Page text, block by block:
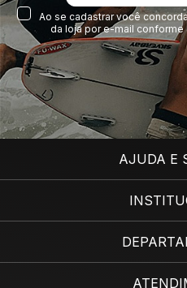
Ao se cadastrar você
da loja por e-mail conforme
AJUDA E